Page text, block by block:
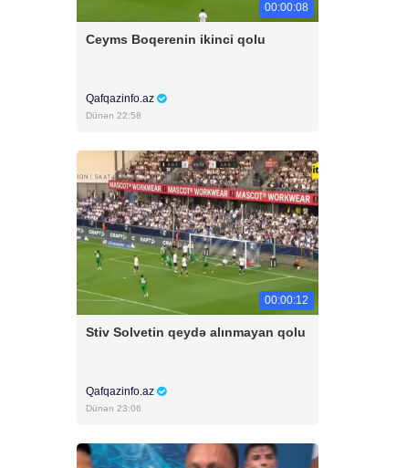
00:00:08
Ceyms Boqerenin ikinci qolu
Qafqazinfo.az
Dünən 22:58
00:00:12
Stiv Solvetin qeydə alınmayan qolu
Qafqazinfo.az
Dünən 23:06